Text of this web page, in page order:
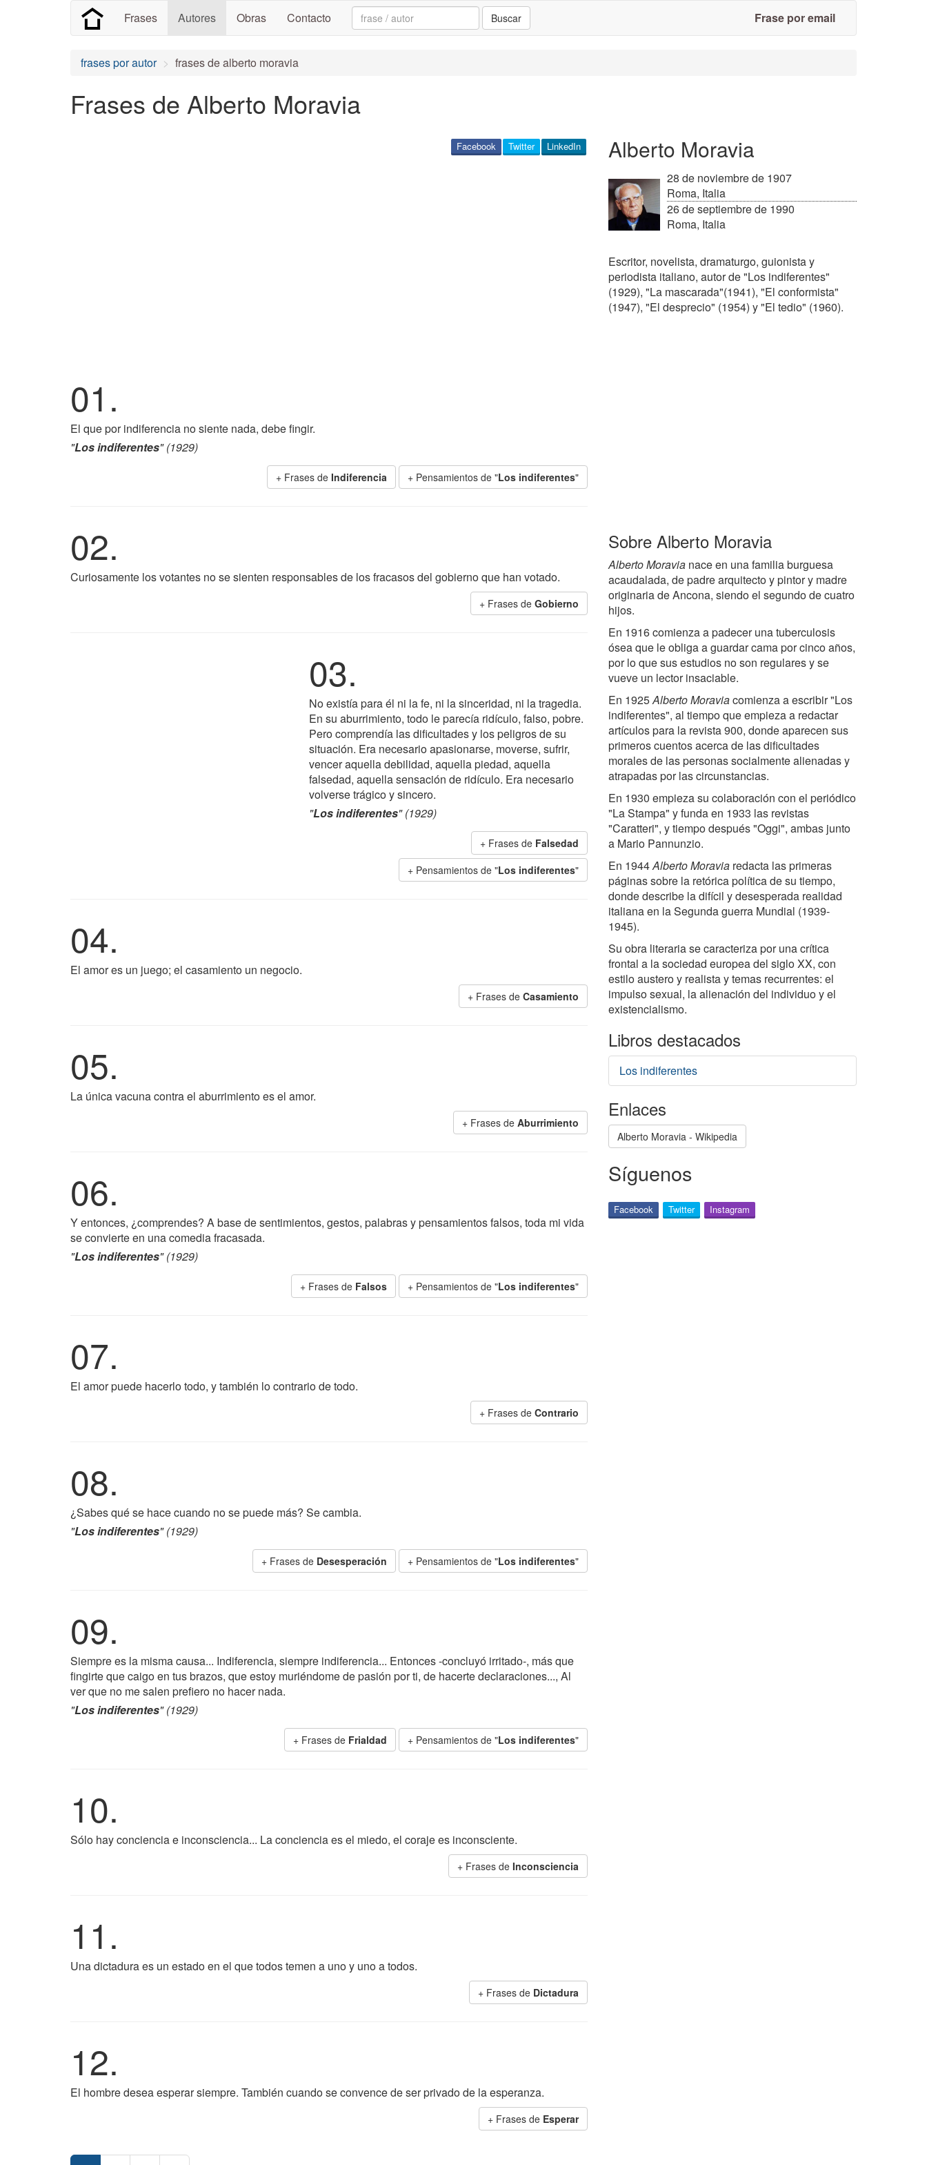
Frases Autores Obras Contacto Search: Buscar Frase por email
frases por autor frases de alberto moravia
Frases de Alberto Moravia
LinkedIn
Twitter
Facebook
01.
El que por indiferencia no siente nada, debe fingir.
"Los indiferentes" (1929)
+ Frases de Indiferencia + Pensamientos de "Los indiferentes"
02.
Curiosamente los votantes no se sienten responsables de los fracasos del gobierno que han votado.
+ Frases de Gobierno
03.
No existía para él ni la fe, ni la sinceridad, ni la tragedia.
En su aburrimiento, todo le parecía ridículo, falso, pobre.
Pero comprendía las dificultades y los peligros de su
situación. Era necesario apasionarse, moverse, sufrir,
vencer aquella debilidad, aquella piedad, aquella
falsedad, aquella sensación de ridículo. Era necesario
volverse trágico y sincero.
"Los indiferentes" (1929)
+ Frases de Falsedad
+ Pensamientos de "Los indiferentes"
04.
El amor es un juego; el casamiento un negocio.
+ Frases de Casamiento
05.
La única vacuna contra el aburrimiento es el amor.
+ Frases de Aburrimiento
06.
Y entonces, ¿comprendes? A base de sentimientos, gestos, palabras y pensamientos falsos, toda mi vida
se convierte en una comedia fracasada.
"Los indiferentes" (1929)
+ Frases de Falsos + Pensamientos de "Los indiferentes"
07.
El amor puede hacerlo todo, y también lo contrario de todo.
+ Frases de Contrario
08.
¿Sabes qué se hace cuando no se puede más? Se cambia.
"Los indiferentes" (1929)
+ Frases de Desesperación + Pensamientos de "Los indiferentes"
09.
Siempre es la misma causa... Indiferencia, siempre indiferencia... Entonces -concluyó irritado-, más que
fingirte que caigo en tus brazos, que estoy muriéndome de pasión por ti, de hacerte declaraciones..., Al
ver que no me salen prefiero no hacer nada.
"Los indiferentes" (1929)
+ Frases de Frialdad + Pensamientos de "Los indiferentes"
10.
Sólo hay conciencia e inconsciencia... La conciencia es el miedo, el coraje es inconsciente.
+ Frases de Inconsciencia
11.
Una dictadura es un estado en el que todos temen a uno y uno a todos.
+ Frases de Dictadura
12.
El hombre desea esperar siempre. También cuando se convence de ser privado de la esperanza.
+ Frases de Esperar
Alberto Moravia
28 de noviembre de 1907
Roma, Italia
26 de septiembre de 1990
Roma, Italia
Escritor, novelista, dramaturgo, guionista y
periodista italiano, autor de "Los indiferentes"
(1929), "La mascarada"(1941), "El conformista"
(1947), "El desprecio" (1954) y "El tedio" (1960).
Sobre Alberto Moravia
Alberto Moravia nace en una familia burguesa
acaudalada, de padre arquitecto y pintor y madre
originaria de Ancona, siendo el segundo de cuatro
hijos.
En 1916 comienza a padecer una tuberculosis
ósea que le obliga a guardar cama por cinco años,
por lo que sus estudios no son regulares y se
vueve un lector insaciable.
En 1925Alberto Moraviacomienza a escribir "Los
indiferentes", al tiempo que empieza a redactar
artículos para la revista 900, donde aparecen sus
primeros cuentos acerca de las dificultades
morales de las personas socialmente alienadas y
atrapadas por las circunstancias.
En 1930 empieza su colaboración con el periódico
"La Stampa" y funda en 1933 las revistas
"Caratteri", y tiempo después "Oggi", ambas junto
a Mario Pannunzio.
En 1944Alberto Moravia redacta las primeras
páginas sobre la retórica política de su tiempo,
donde describe la difícil y desesperada realidad
italiana en la Segunda guerra Mundial (1939-
1945).
Su obra literaria se caracteriza por una crítica
frontal a la sociedad europea del siglo XX, con
estilo austero y realista y temas recurrentes: el
impulso sexual, la alienación del individuo y el
existencialismo.
Libros destacados
Los indiferentes
Enlaces
Alberto Moravia - Wikipedia
Síguenos
Facebook Twitter Instagram